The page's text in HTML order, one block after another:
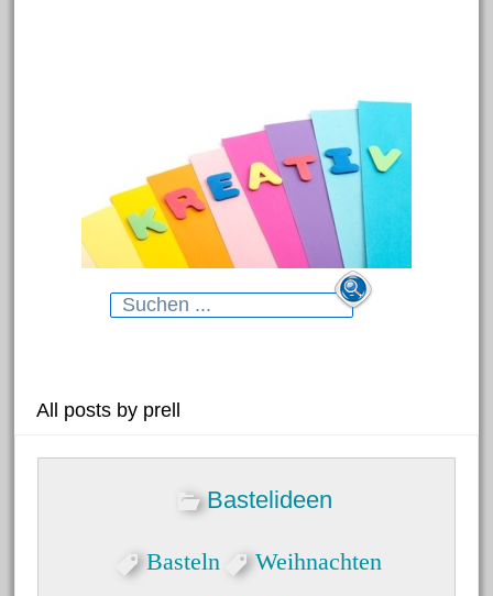
Search
Neueste Beiträge
Blumenhänger aus
Modelliermasse
Dekorative Schmelzgranulat-
All posts by prell
Bastelideen
Basteln Weihnachten